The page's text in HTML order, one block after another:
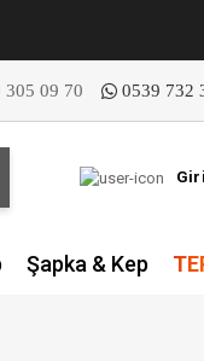
305 09 70 0539 732
Şapka & Kep